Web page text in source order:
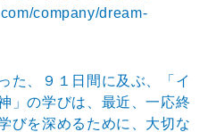
company/dream-
た、９１日間に及ぶ、「イ
」の学びは、最近、一応終
びを深めるために、大切な